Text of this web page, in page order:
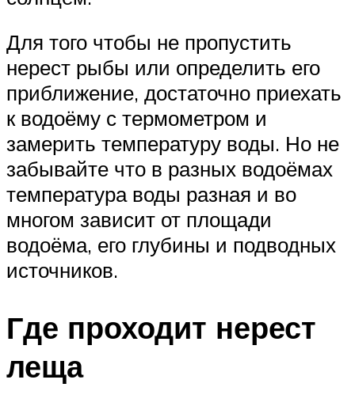
Для того чтобы не пропустить
нерест рыбы или определить его
приближение, достаточно приехать
к водоёму с термометром и
замерить температуру воды. Но не
забывайте что в разных водоёмах
температура воды разная и во
многом зависит от площади
водоёма, его глубины и подводных
источников.
Где проходит нерест
леща